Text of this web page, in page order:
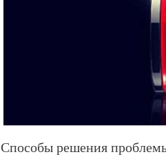
Способы решения